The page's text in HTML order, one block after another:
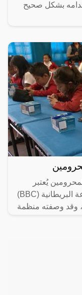
بشكل صحيح
يُعتبر
برنامج "درس" الذي أطلقته هيئة الإذاعة البريطانية (BBC)
وقد وصفته منظمة